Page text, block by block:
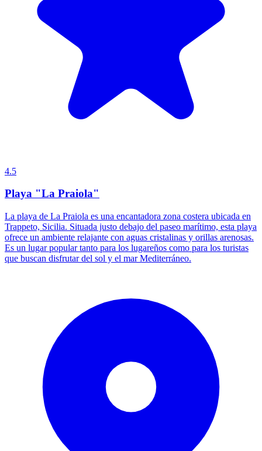
4.5
Playa "La Praiola"
La playa de La Praiola es una encantadora zona costera ubicada en
Trappeto, Sicilia. Situada justo debajo del paseo marítimo, esta playa
ofrece un ambiente relajante con aguas cristalinas y orillas arenosas.
Es un lugar popular tanto para los lugareños como para los turistas
que buscan disfrutar del sol y el mar Mediterráneo.